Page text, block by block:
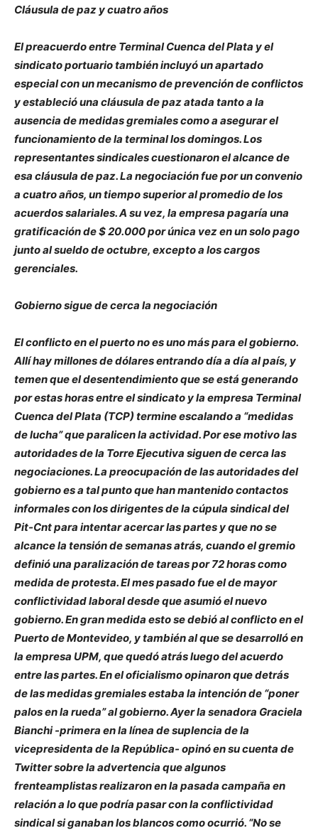
Cláusula de paz y cuatro años
El preacuerdo entre Terminal Cuenca del Plata y el
sindicato portuario también incluyó un apartado
especial con un mecanismo de prevención de conflictos
y estableció una cláusula de paz atada tanto a la
ausencia de medidas gremiales como a asegurar el
funcionamiento de la terminal los domingos. Los
representantes sindicales cuestionaron el alcance de
esa cláusula de paz. La negociación fue por un convenio
a cuatro años, un tiempo superior al promedio de los
acuerdos salariales. A su vez, la empresa pagaría una
gratificación de $ 20.000 por única vez en un solo pago
junto al sueldo de octubre, excepto a los cargos
gerenciales.
Gobierno sigue de cerca la negociación
El conflicto en el puerto no es uno más para el gobierno.
Allí hay millones de dólares entrando día a día al país, y
temen que el desentendimiento que se está generando
por estas horas entre el sindicato y la empresa Terminal
Cuenca del Plata (TCP) termine escalando a “medidas
de lucha” que paralicen la actividad. Por ese motivo las
autoridades de la Torre Ejecutiva siguen de cerca las
negociaciones. La preocupación de las autoridades del
gobierno es a tal punto que han mantenido contactos
informales con los dirigentes de la cúpula sindical del
Pit-Cnt para intentar acercar las partes y que no se
alcance la tensión de semanas atrás, cuando el gremio
definió una paralización de tareas por 72 horas como
medida de protesta. El mes pasado fue el de mayor
conflictividad laboral desde que asumió el nuevo
gobierno. En gran medida esto se debió al conflicto en el
Puerto de Montevideo, y también al que se desarrolló en
la empresa UPM, que quedó atrás luego del acuerdo
entre las partes. En el oficialismo opinaron que detrás
de las medidas gremiales estaba la intención de “poner
palos en la rueda” al gobierno. Ayer la senadora Graciela
Bianchi -primera en la línea de suplencia de la
vicepresidenta de la República- opinó en su cuenta de
Twitter sobre la advertencia que algunos
frenteamplistas realizaron en la pasada campaña en
relación a lo que podría pasar con la conflictividad
sindical si ganaban los blancos como ocurrió. “No se